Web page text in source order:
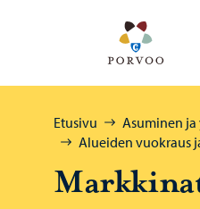
Selaa:
Etusivu
Asuminen
Alueiden vuokraus